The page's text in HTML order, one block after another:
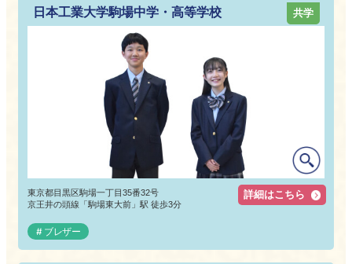
日本工業大学駒場中学・高等学校
東京都目黒区駒場一丁目35番32号
京王井の頭線「駒場東大前」駅 徒歩3分
ブレザー
共学
詳細はこちら